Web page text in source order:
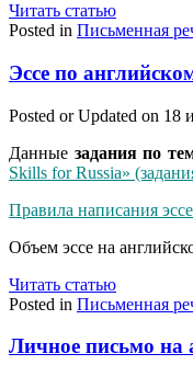
Читать статью
Posted in Письменная
Эссе по
Posted or Updated on 18
Данные задания по
Skills for Russia»
Правила написания
Объем эссе на
Читать статью
Posted in Письменная
Личное письмо на